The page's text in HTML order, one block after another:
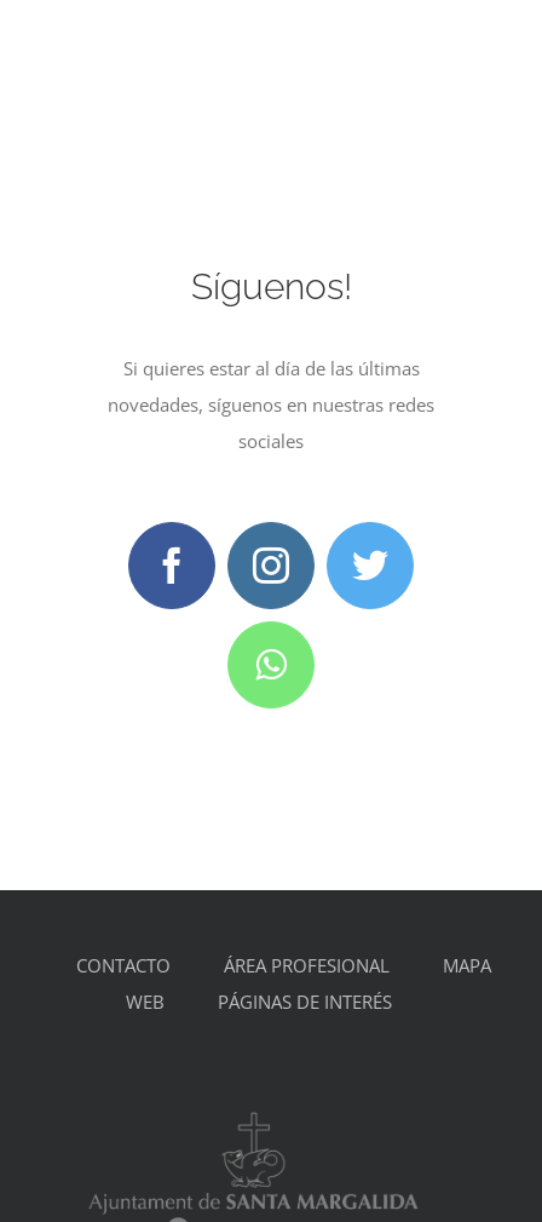
Síguenos!
Si quieres estar al día de las últimas
novedades, síguenos en nuestras redes
sociales
CONTACTO ÁREA PROFESIONAL
MAPA
WEB
PÁGINAS DE INTERÉS